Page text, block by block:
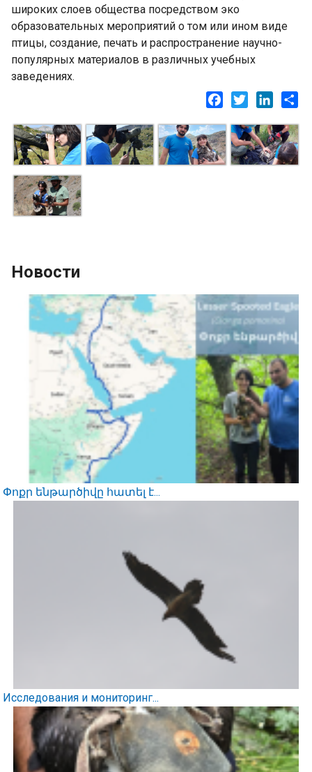
широких слоев общества посредством эко
образовательных мероприятий о том или ином виде
птицы, создание, печать и распространение научно-
популярных материалов в различных учебных
заведениях.
Facebook
Twitter
Новости
Փոքր ենթարծիվը հատել է...
Исследования и мониторинг...